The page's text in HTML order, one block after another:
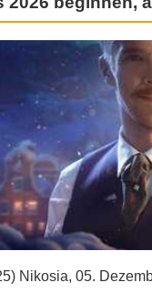
Nikosia, 05.